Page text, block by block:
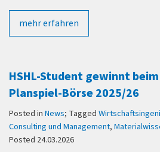
mehr erfahren
HSHL-Student gewinnt
Planspiel-Börse 2025/26
Posted in News; Tagged
Consulting und Management,
Posted 24.03.2026